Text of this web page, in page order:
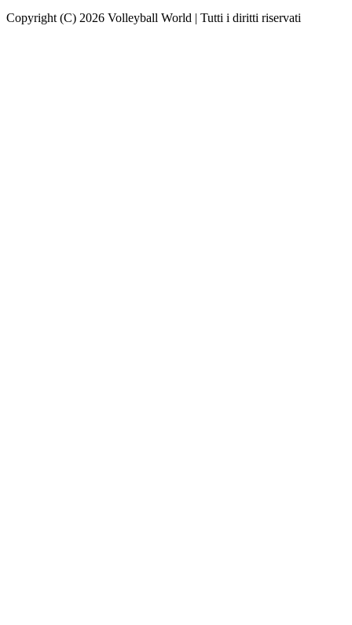
Copyright (C) 2026 Volleyball World | Tutti i diritti riservati